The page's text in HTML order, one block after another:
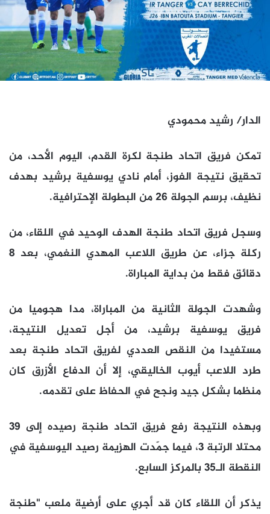
الدار/ رشيد محمودي
تمكن فريق اتحاد طنجة لكرة القدم، اليوم الأحد، من
تحقيق نتيجة الفوز، أمام نادي يوسفية برشيد بهدف
نظيف، برسم الجولة 26 من البطولة الإحترافية.
وسجل فريق اتحاد طنجة الهدف الوحيد في اللقاء، من
ركلة جزاء، عن طريق اللاعب المهدي النغمي، بعد 8
دقائق فقط من بداية المباراة.
وشهدت الجولة الثانية من المباراة، مدا هجوميا من
فريق يوسفية برشيد، من أجل تعديل النتيجة،
مستفيدا من النقص العددي لفريق اتحاد طنجة بعد
طرد اللاعب أيوب الخاليقي، إلا أن الدفاع الأزرق كان
منظما بشكل جيد ونجح في الحفاظ على تقدمه.
وبهذه النتيجة رفع فريق اتحاد طنجة رصيده إلى 39
محتلا الرتبة 3، فيما جمّدت الهزيمة رصيد اليوسفية في
النقطة الـ35 بالمركز السابع.
يذكر أن اللقاء كان قد أجري على أرضية ملعب "طنجة